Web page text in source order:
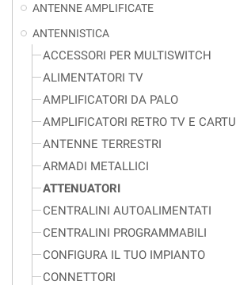
ANTENNE AMPLIFICATE
ANTENNISTICA
ACCESSORI PER MULTISWITCH
ALIMENTATORI TV
AMPLIFICATORI DA PALO
AMPLIFICATORI RETRO TV E
ANTENNE TERRESTRI
ARMADI METALLICI
ATTENUATORI
CENTRALINI AUTOALIMENTATI
CENTRALINI PROGRAMMABILI
CONFIGURA IL TUO IMPIANTO
CONNETTORI